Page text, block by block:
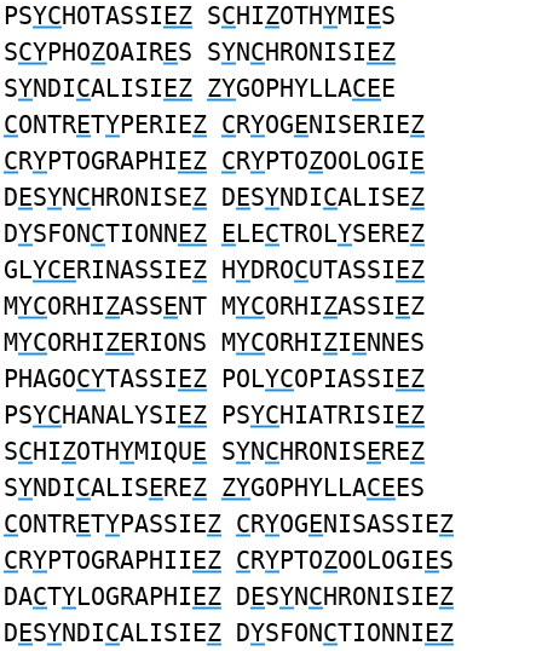
PSYCHOTASSIEZ SCHIZOTHYMIES
SCYPHOZOAIRES SYNCHRONISIEZ
SYNDICALISIEZ ZYGOPHYLLACEE
CONTRETYPERIEZ CRYOGENISERIEZ
CRYPTOGRAPHIEZ CRYPTOZOOLOGIE
DESYNCHRONISEZ DESYNDICALISEZ
DYSFONCTIONNEZ ELECTROLYSEREZ
GLYCERINASSIEZ HYDROCUTASSIEZ
MYCORHIZASSENT MYCORHIZASSIEZ
MYCORHIZERIONS MYCORHIZIENNES
PHAGOCYTASSIEZ POLYCOPIASSIEZ
PSYCHANALYSIEZ PSYCHIATRISIEZ
SCHIZOTHYMIQUE SYNCHRONISEREZ
SYNDICALISEREZ ZYGOPHYLLACEES
CONTRETYPASSIEZ CRYOGENISASSIEZ
CRYPTOGRAPHIIEZ CRYPTOZOOLOGIES
DACTYLOGRAPHIEZ DESYNCHRONISIEZ
DESYNDICALISIEZ DYSFONCTIONNIEZ